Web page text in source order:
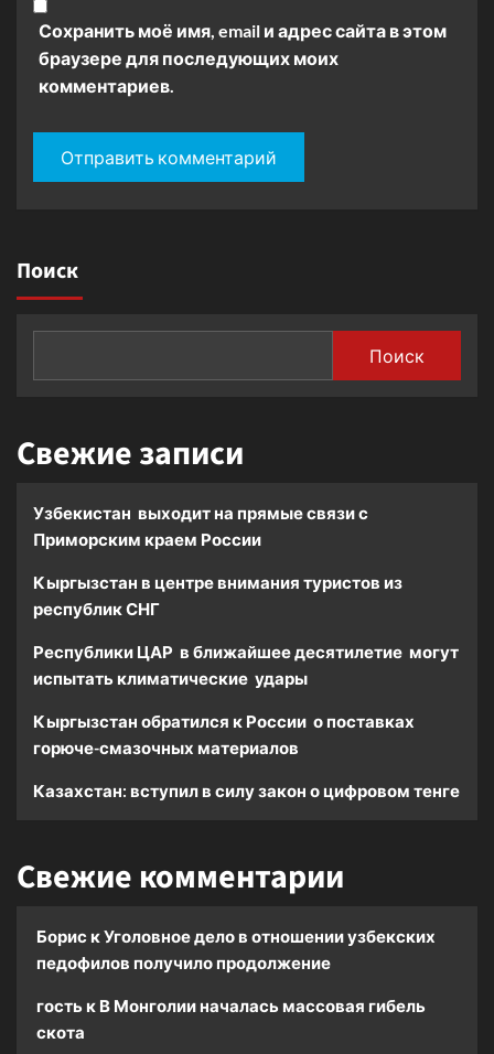
Сохранить моё имя, email и адрес сайта в этом
браузере для последующих моих
комментариев.
Поиск
Поиск
Свежие записи
Узбекистан выходит на прямые связи с
Приморским краем России
Кыргызстан в центре внимания туристов из
республик СНГ
Республики ЦАР в ближайшее десятилетие могут
испытать климатические удары
Кыргызстан обратился к России о поставках
горюче-смазочных материалов
Казахстан: вступил в силу закон о цифровом тенге
Свежие комментарии
Борис кУголовное дело в отношении узбекских
педофилов получило продолжение
гость к В Монголии началась массовая гибель
скота